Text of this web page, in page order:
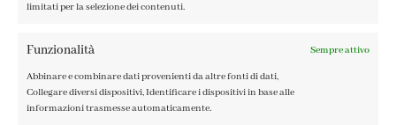
limitati per la selezione dei contenuti.
Funzionalità Sempre attivo
Abbinare e combinare dati provenienti da altre fonti di dati,
Collegare diversi dispositivi, Identificare i dispositivi in base alle
informazioni trasmesse automaticamente.
FABBRICA DEL COLORE, VIA TAGLIAMENTO 13, 23900 LECCO
– ©ABRALUX SRL P.IVA 01504540137 | DESIGN BY